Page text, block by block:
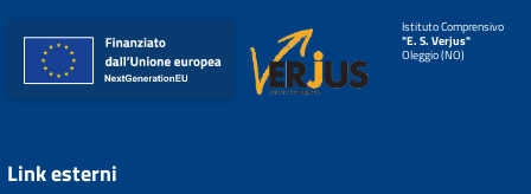
Istituto Comprensivo
"E. S. Verjus"
Oleggio (NO)
Link esterni